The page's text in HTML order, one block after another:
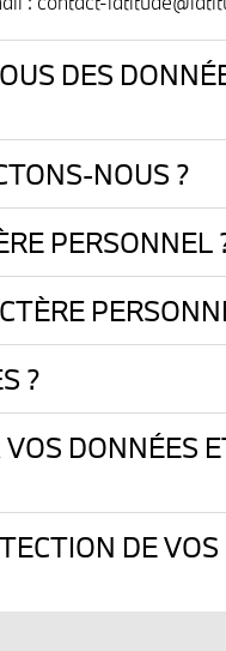
DES
NOUS ?
PERSONNEL
?
DONNÉES
DE